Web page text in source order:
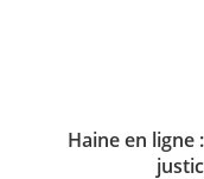
Haine en ligne